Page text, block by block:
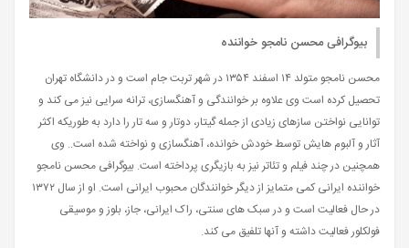
بیوگرافی محسن نامجو خواننده
محسن نامجو متولد ۱۴ اسفند ۱۳۵۴ در شهر تربت جام است و در دانشگاه تهران
تحصیل کرده است وی علاوه بر خوانندگی و آهنگسازی، ترانه سرایی نیز می کند و
توانایی نواختن سازهای زیادی از جمله گیتار، دوتار و سه تار را دارد به طوریکه اکثر
آثار و آلبوم هایش توسط خودش خوانده، آهنگسازی و نواخته شده است.. وی
همچنین در چند فیلم و تئاتر نیز به بازیگری پرداخته است. بیوگرافی محسن نامجو
خواننده ایرانی کمی متمایز از دیگر خوانندگان محبوب ایرانی است. او از سال ۱۳۷۲
در حال فعالیت است و در سبک های سنتی، راک ایرانی، جاز، بلوز و موسیقی
فولکلور فعالیت داشته و آنها تلفیق می کند.